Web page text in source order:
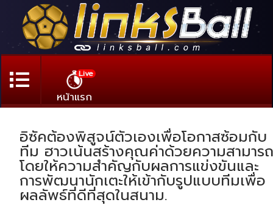
Live
หน้าแรก
อิซัคต้องพิสูจน์ตัวเองเพื่อโอกาสซ้อมกับ
ทีม ฮาวเน้นสร้างคุณค่าด้วยความสามารถ
โดยให้ความสำคัญกับผลการแข่งขันและ
การพัฒนานักเตะให้เข้ากับรูปแบบทีมเพื่อ
ผลลัพธ์ที่ดีที่สุดในสนาม.